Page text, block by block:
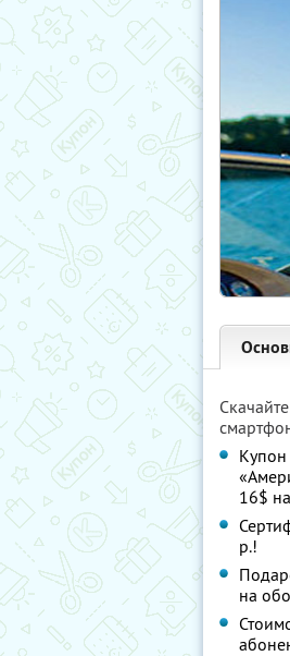
Купон
16$
р.!
на